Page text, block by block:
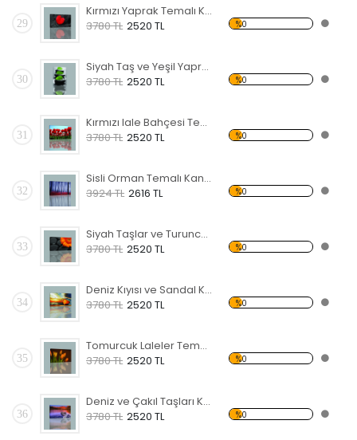
29
Kırmızı Yaprak Temalı Kanvas Tablo
3780 TL 2520 TL %0
30
Siyah Taş ve Yeşil Yapraklar Kanvas Tablo
3780 TL 2520 TL %0
31
Kırmızı lale Bahçesi Temalı Kanvas Tablo
3780 TL 2520 TL %0
32
Sisli Orman Temalı Kanvas Tablo
3924 TL 2616 TL %0
33
Siyah Taşlar ve Turuncu Çiçek Kanvas Tablo
3780 TL 2520 TL %0
34
Deniz Kıyısı ve Sandal Kanvas Tablo
3780 TL 2520 TL %0
35
Tomurcuk Laleler Temalı Kanvas Tablo
3780 TL 2520 TL %0
36
Deniz ve Çakıl Taşları Kanvas Tablo
3780 TL 2520 TL %0